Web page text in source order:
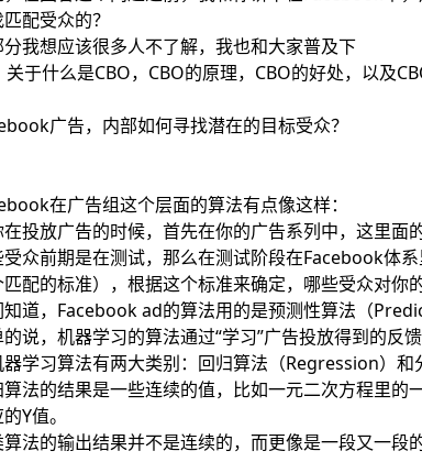
配受众的？
我想应该很多人不了解，我也和大家普及下
关于什么是CBO，CBO的原理，CBO的好处，以及
广告，内部如何寻找潜在的目标受众？
在广告组这个层面的算法有点像这样：
在投放广告的时候，首先在你的广告系列中，这里面
众前期是在测试，那么在测试阶段在Facebook体
配的标准），根据这个标准来确定，哪些受众对你
知道，Facebook ad的算法用的是预测性算法（
的说，机器学习的算法通过“学习”广告投放得到的反
学习算法有两大类别：回归算法（Regression）和
算法的结果是一些连续的值，比如一元二次方程里
Y值。
算法的输出结果并不是连续的，而更像是一段又一段的